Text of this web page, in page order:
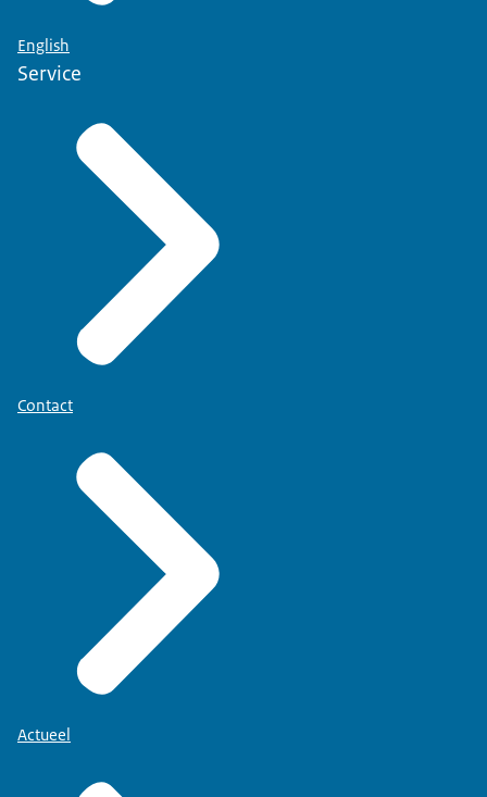
English
Service
Contact
Actueel